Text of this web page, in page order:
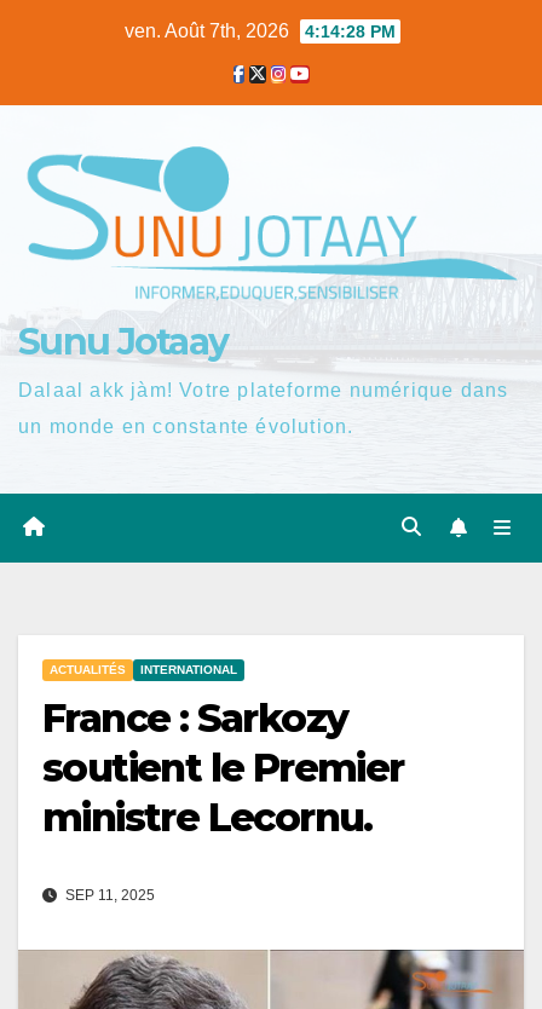
ven. Août 7th, 2026 4:14:29 PM
Sunu Jotaay
Dalaal akk jàm! Votre plateforme numérique dans
un monde en constante évolution.
ACTUALITÉS INTERNATIONAL
France : Sarkozy
soutient le Premier
ministre Lecornu.
SEP 11, 2025